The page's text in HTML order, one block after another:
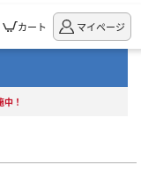
カート マイページ
中！